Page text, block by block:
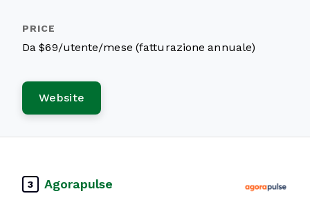
Da $69/utente/mese (fatturazione annuale)
Website
3 Agorapulse